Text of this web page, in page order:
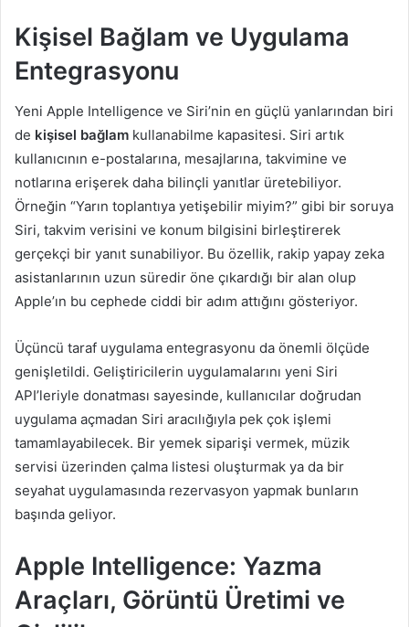
Kişisel Bağlam ve Uygulama
Entegrasyonu
Yeni Apple Intelligence ve Siri’nin en güçlü yanlarından biri
de kişisel bağlam kullanabilme kapasitesi. Siri artık
kullanıcının e-postalarına, mesajlarına, takvimine ve
notlarına erişerek daha bilinçli yanıtlar üretebiliyor.
Örneğin “Yarın toplantıya yetişebilir miyim?” gibi bir soruya
Siri, takvim verisini ve konum bilgisini birleştirerek
gerçekçi bir yanıt sunabiliyor. Bu özellik, rakip yapay zeka
asistanlarının uzun süredir öne çıkardığı bir alan olup
Apple’ın bu cephede ciddi bir adım attığını gösteriyor.
Üçüncü taraf uygulama entegrasyonu da önemli ölçüde
genişletildi. Geliştiricilerin uygulamalarını yeni Siri
API’leriyle donatması sayesinde, kullanıcılar doğrudan
uygulama açmadan Siri aracılığıyla pek çok işlemi
tamamlayabilecek. Bir yemek siparişi vermek, müzik
servisi üzerinden çalma listesi oluşturmak ya da bir
seyahat uygulamasında rezervasyon yapmak bunların
başında geliyor.
Apple Intelligence: Yazma
Araçları, Görüntü Üretimi ve